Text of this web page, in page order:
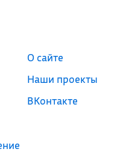
О сайте
Наши проекты
ВКонтакте